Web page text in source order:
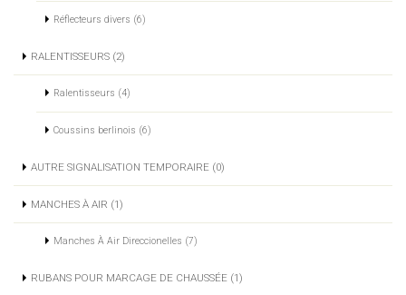
Réflecteurs divers (6)
RALENTISSEURS (2)
Ralentisseurs (4)
Coussins berlinois (6)
AUTRE SIGNALISATION TEMPORAIRE (0)
MANCHES À AIR (1)
Manches À Air Direccionelles (7)
RUBANS POUR MARCAGE DE CHAUSSÉE (1)